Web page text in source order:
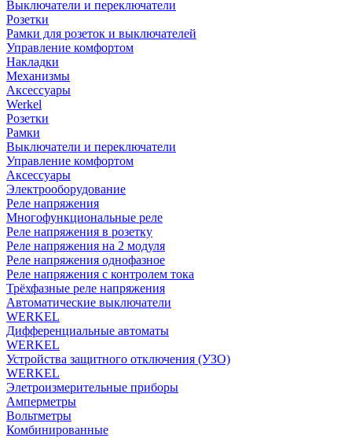
Выключатели и переключатели
Розетки
Рамки для розеток и выключателей
Управление комфортом
Накладки
Механизмы
Аксессуары
Werkel
Розетки
Рамки
Выключатели и переключатели
Управление комфортом
Аксессуары
Электрооборудование
Реле напряжения
Многофункциональные реле
Реле напряжения в розетку
Реле напряжения на 2 модуля
Реле напряжения однофазное
Реле напряжения с контролем тока
Трёхфазные реле напряжения
Автоматические выключатели
WERKEL
Дифференциальные автоматы
WERKEL
Устройства защитного отключения (УЗО)
WERKEL
Элетроизмерительные приборы
Амперметры
Вольтметры
Комбинированные